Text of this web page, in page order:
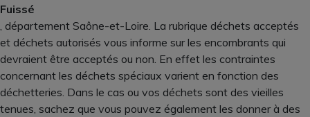
Fuissé
, département Saône-et-Loire. La rubrique déchets acceptés
et déchets autorisés vous informe sur les encombrants qui
devraient être acceptés ou non. En effet les contraintes
concernant les déchets spéciaux varient en fonction des
déchetteries. Dans le cas ou vos déchets sont des vieilles
tenues, sachez que vous pouvez également les donner à des